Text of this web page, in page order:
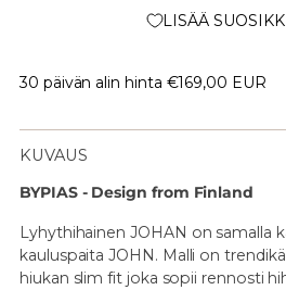
LISÄÄ
30 päivän alin hinta €169,00 EUR
KUVAUS
BYPIAS - Design from Finland
Lyhythihainen JOHAN on samalla
kauluspaita JOHN. Malli on
hiukan slim fit joka sopii rennosti